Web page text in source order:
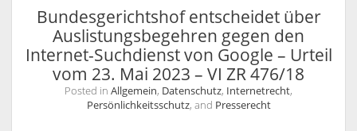
Union
Fragen
zum
Bestehen
eines
unionsrechtlichen
Bundesgerichtshof entscheidet über
Auslistungsbegehren gegen den
Internet-Suchdienst von Google – Urteil
vom 23. Mai 2023 – VI ZR 476/18
Posted in Allgemein, Datenschutz, Internetrecht,
Persönlichkeitsschutz, and Presserecht